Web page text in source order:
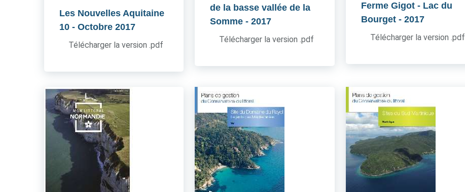
Les Nouvelles Aquitaine
10 - Octobre 2017
Télécharger la version .pdf
de la basse vallée de la
Somme - 2017
Télécharger la version .pdf
Ferme Gigot - Lac du
Bourget - 2017
Télécharger la version .pdf